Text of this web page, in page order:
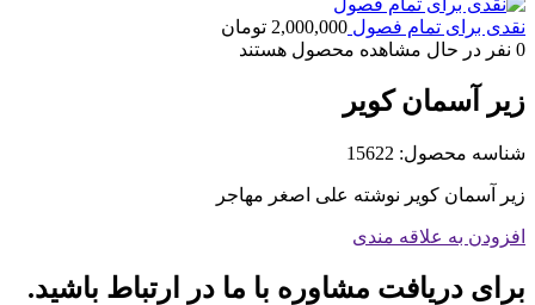
نقدی برای تمام فصول 2,000,000 تومان
0 نفر در حال مشاهده محصول هستند
زیر آسمان کویر
شناسه محصول: 15622
زیر آسمان کویر نوشته علی اصغر مهاجر
افزودن به علاقه مندی
برای دریافت مشاوره با ما در ارتباط باشید.